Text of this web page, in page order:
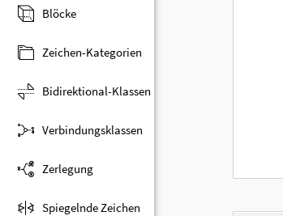
Blöcke
Zeichen-Kategorien
Bidirektional-Klassen
Verbindungsklassen
Zerlegung
Spiegelnde Zeichen